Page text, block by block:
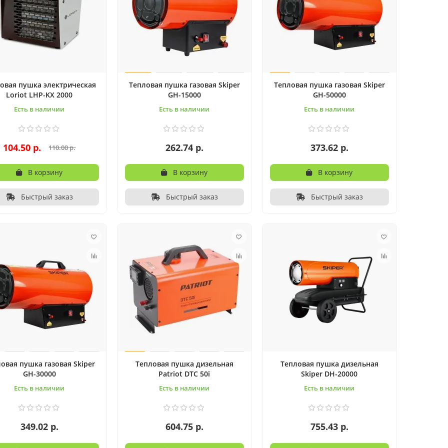
пушка электрическая
Loriot LHP-KX 2000
Есть в наличии
104.50 р. 110.00 р.
В корзину
Быстрый заказ
Тепловая пушка газовая Skiper
GH-15000
Есть в наличии
262.74 р.
В корзину
Быстрый заказ
Тепловая пушка газовая Skiper
GH-50000
Есть в наличии
373.62 р.
В корзину
Быстрый заказ
пушка газовая Skiper
GH-30000
Есть в наличии
349.02 р.
Тепловая пушка дизельная
Patriot DTC 50i
Есть в наличии
604.75 р.
Тепловая пушка дизельная
Skiper DH-20000
Есть в наличии
755.43 р.